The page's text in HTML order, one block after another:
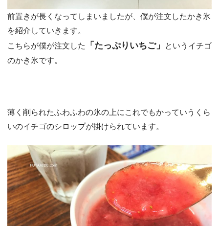
前置きが長くなってしまいましたが、僕が注文したかき氷
を紹介していきます。
こちらが僕が注文した
「たっぷりいちご」
というイチゴ
のかき氷です。
薄く削られたふわふわの氷の上にこれでもかっていうくら
いのイチゴのシロップが掛けられています。